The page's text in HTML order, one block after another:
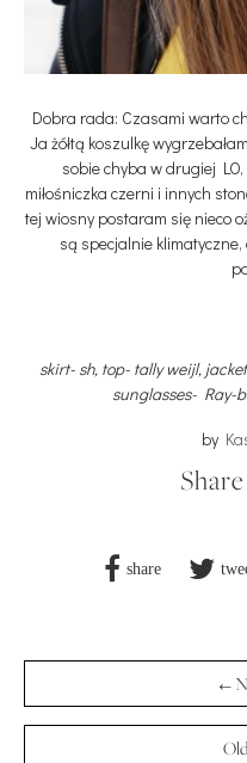
Dobra rada: Czasami warto
Ja żółtą koszulkę
sobie chyba w drugiej
miłośniczka czerni i innych
tej wiosny postaram się nieco
są specjalnie
skirt- sh, top- tally weijl,
sunglasses- Ray-
by
share
←